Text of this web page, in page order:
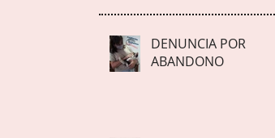
DENUNCIA POR
ABANDONO